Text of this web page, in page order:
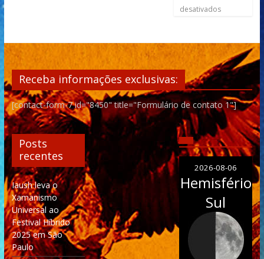
desativados
Receba informações exclusivas:
[contact-form-7 id="8450" title="Formulário de contato 1"]
Posts
recentes
Iaush leva o
Xamanismo
Universal ao
Festival Híbrido
2025 em São
Paulo
2026-08-06
Hemisfério
Sul